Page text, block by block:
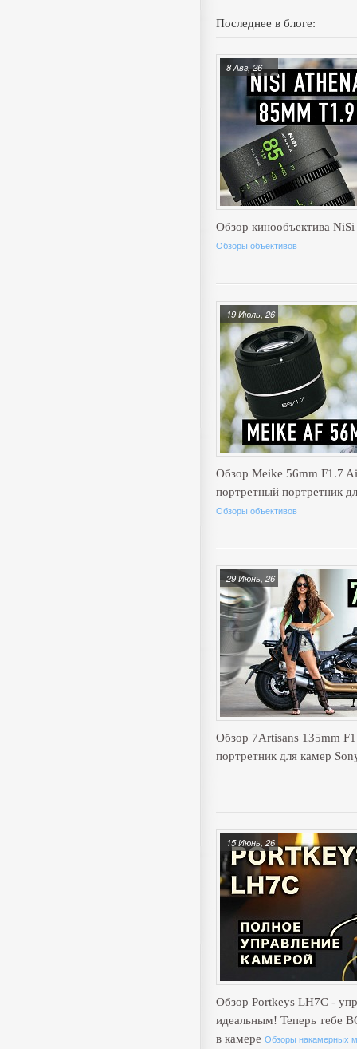
Последнее в блоге:
Обзор кинообъектива
Обзоры объективов
8 Авг, 26
Обзор Meike 56mm F1.7
портретный портретник
Обзоры объективов
19 Июль, 26
Обзор 7Artisans 135mm
портретник для камер
29 Июнь, 26
Обзор Portkeys LH7C -
идеальным! Теперь тебе
в камере Обзоры накамерных
15 Июнь, 26